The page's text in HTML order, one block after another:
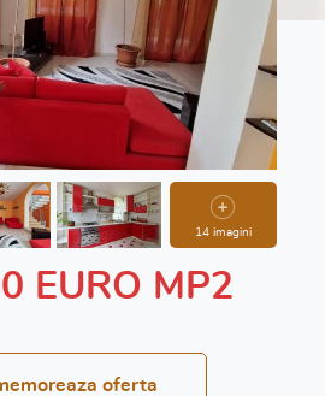
14 imagini
EURO MP2
oferta